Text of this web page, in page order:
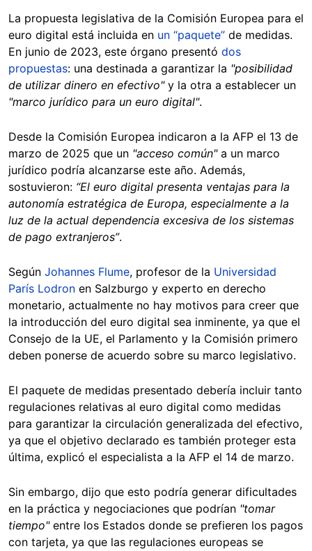
La propuesta legislativa de la Comisión Europea para el
euro digital está incluida en un “paquete” de medidas.
En junio de 2023, este órgano presentó dos
propuestas: una destinada a garantizar la "posibilidad
de utilizar dinero en efectivo" y la otra a establecer un
"marco jurídico para un euro digital".
Desde la Comisión Europea indicaron a la AFP el 13 de
marzo de 2025 que un "acceso común" a un marco
jurídico podría alcanzarse este año. Además,
sostuvieron: “El euro digital presenta ventajas para la
autonomía estratégica de Europa, especialmente a la
luz de la actual dependencia excesiva de los sistemas
de pago extranjeros”.
Según Johannes Flume, profesor de la Universidad
París Lodron en Salzburgo y experto en derecho
monetario, actualmente no hay motivos para creer que
la introducción del euro digital sea inminente, ya que el
Consejo de la UE, el Parlamento y la Comisión primero
deben ponerse de acuerdo sobre su marco legislativo.
El paquete de medidas presentado debería incluir tanto
regulaciones relativas al euro digital como medidas
para garantizar la circulación generalizada del efectivo,
ya que el objetivo declarado es también proteger esta
última, explicó el especialista a la AFP el 14 de marzo.
Sin embargo, dijo que esto podría generar dificultades
en la práctica y negociaciones que podrían "tomar
tiempo" entre los Estados donde se prefieren los pagos
con tarjeta, ya que las regulaciones europeas se